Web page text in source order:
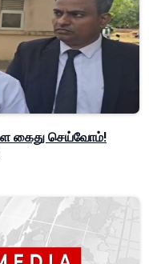
கைது செய்வோம்!